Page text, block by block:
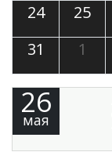
24
25
31
1
26
мая